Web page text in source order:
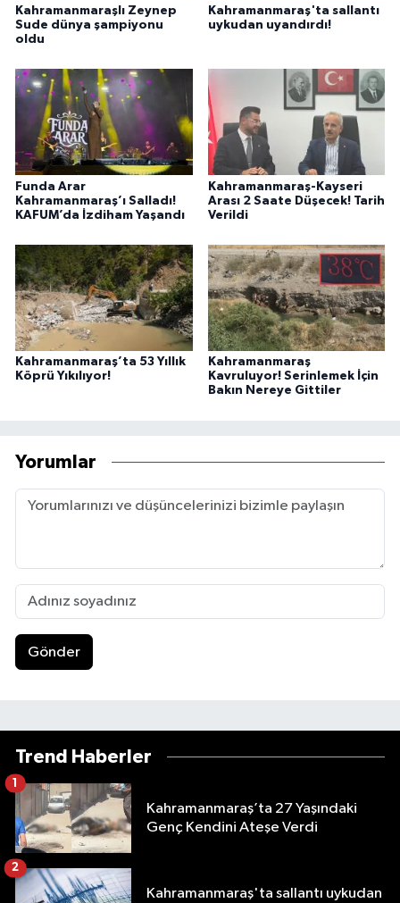
Kahramanmaraşlı Zeynep
Sude dünya şampiyonu
oldu
Kahramanmaraş'ta sallantı
uykudan uyandırdı!
Funda Arar
Kahramanmaraş’ı Salladı!
KAFUM’da İzdiham Yaşandı
Kahramanmaraş-Kayseri
Arası 2 Saate Düşecek! Tarih
Verildi
Kahramanmaraş’ta 53 Yıllık
Köprü Yıkılıyor!
Kahramanmaraş
Kavruluyor! Serinlemek İçin
Bakın Nereye Gittiler
Yorumlar
Gönder
Trend Haberler
Kahramanmaraş’ta 27 Yaşındaki
Genç Kendini Ateşe Verdi
1
Kahramanmaraş'ta sallantı uykudan
2